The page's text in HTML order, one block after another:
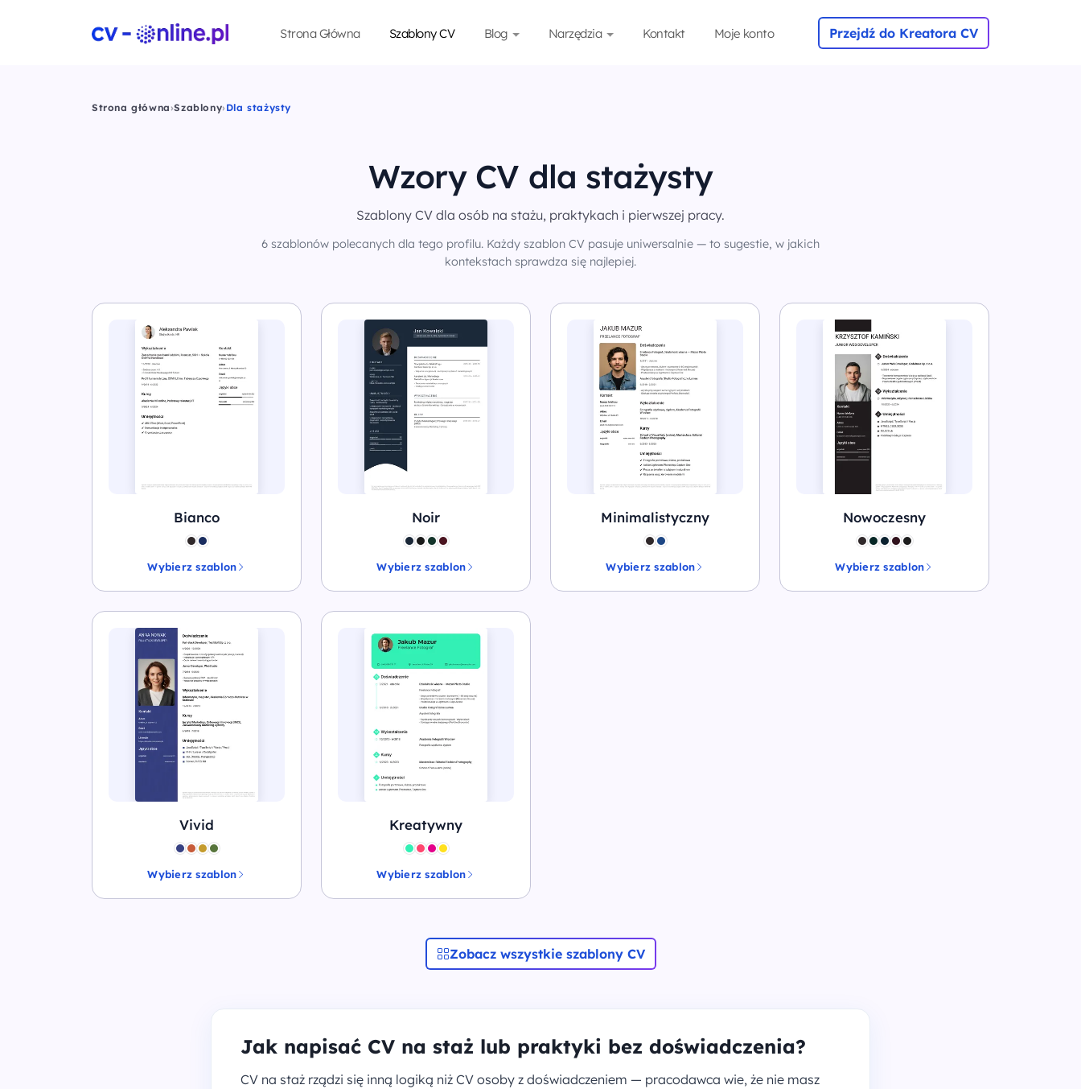
Strona Główna Szablony CV Blog Narzędzia Kontakt Moje konto Przejdź do Kreatora CV
Strona główna›Szablony› Dla stażysty
Wzory CV dla stażysty
Szablony CV dla osób na stażu, praktykach i pierwszej pracy.
6 szablonów polecanych dla tego profilu. Każdy szablon CV pasuje uniwersalnie — to sugestie, w jakich
kontekstach sprawdza się najlepiej.
Bianco
Wybierz szablon
Noir
Wybierz szablon
Minimalistyczny
Wybierz szablon
Nowoczesny
Wybierz szablon
Vivid
Wybierz szablon
Kreatywny
Wybierz szablon
Zobacz wszystkie szablony CV
Jak napisać CV na staż lub praktyki bez doświadczenia?
CV na staż rządzi się inną logiką niż CV osoby z doświadczeniem — pracodawca wie, że nie masz